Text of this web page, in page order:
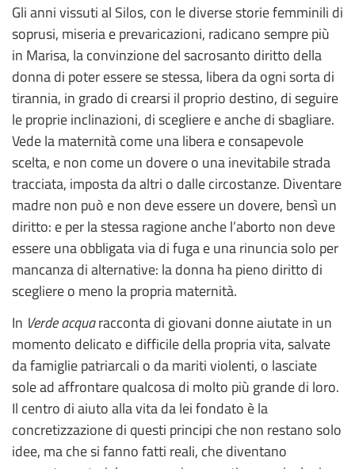
Gli anni vissuti al Silos, con le diverse storie femminili di
soprusi, miseria e prevaricazioni, radicano sempre più
in Marisa, la convinzione del sacrosanto diritto della
donna di poter essere se stessa, libera da ogni sorta di
tirannia, in grado di crearsi il proprio destino, di seguire
le proprie inclinazioni, di scegliere e anche di sbagliare.
Vede la maternità come una libera e consapevole
scelta, e non come un dovere o una inevitabile strada
tracciata, imposta da altri o dalle circostanze. Diventare
madre non può e non deve essere un dovere, bensì un
diritto: e per la stessa ragione anche l’aborto non deve
essere una obbligata via di fuga e una rinuncia solo per
mancanza di alternative: la donna ha pieno diritto di
scegliere o meno la propria maternità.
In Verde acquaracconta di giovani donne aiutate in un
momento delicato e difficile della propria vita, salvate
da famiglie patriarcali o da mariti violenti, o lasciate
sole ad affrontare qualcosa di molto più grande di loro.
Il centro di aiuto alla vita da lei fondato è la
concretizzazione di questi principi che non restano solo
idee, ma che si fanno fatti reali, che diventano